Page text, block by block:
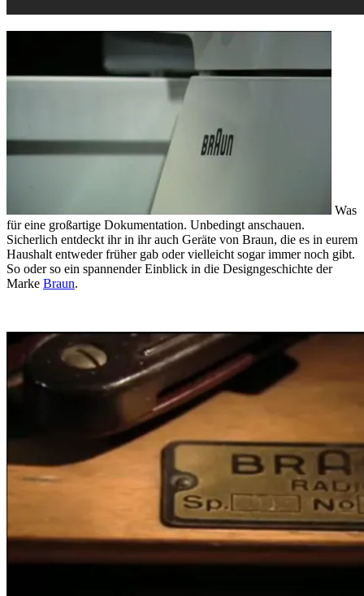
Was
für eine großartige Dokumentation. Unbedingt anschauen.
Sicherlich entdeckt ihr in ihr auch Geräte von Braun, die es in eurem
Haushalt entweder früher gab oder vielleicht sogar immer noch gibt.
So oder so ein spannender Einblick in die Designgeschichte der
Marke Braun.